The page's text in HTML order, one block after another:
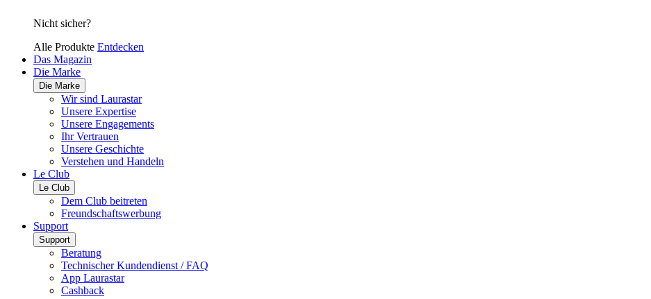
Nicht sicher?
Alle Produkte Entdecken
Das Magazin
Die Marke
Die Marke
Wir sind Laurastar
Unsere Expertise
Unsere Engagements
Ihr Vertrauen
Unsere Geschichte
Verstehen und Handeln
Le Club
Le Club
Dem Club beitreten
Freundschaftswerbung
Support
Support
Beratung
Technischer Kundendienst / FAQ
App Laurastar
Cashback